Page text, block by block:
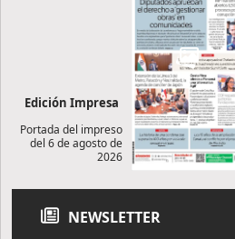
Edición Impresa
Portada del impreso
del 6 de agosto de
2026
NEWSLETTER